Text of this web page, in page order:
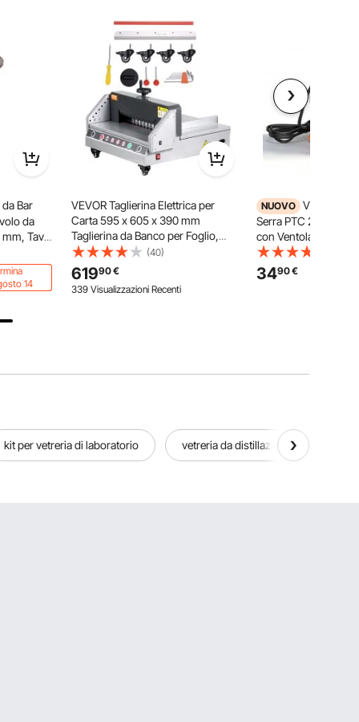
Bar
da
Tavoli
Struttura
Pub
14
VEVOR Taglierina Elettrica per
Carta 595 x 605 x 390 mm
Taglierina da Banco per Foglio,
Larghezza di Taglio 330,2 mm con
Controllo a Pulsante, Taglierina per
Ufficio, Scuola, Tipografia
(40)
61990€
339 Visualizzazioni Recenti
NUOVO VEVOR
Serra PTC 2000 W
con Ventola, 2 Livelli
Angolo Regolabile
da
Grow Tent, Serra e
3490€
kit per vetreria di laboratorio vetreria da distillazione